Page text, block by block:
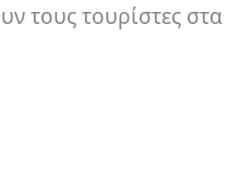
τους τουρίστες